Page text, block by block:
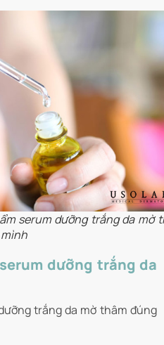
serum dưỡng trắng da mờ
dưỡng trắng da
trắng da mờ thâm đúng